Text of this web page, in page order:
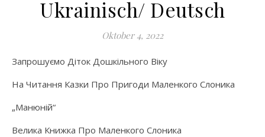
Ukrainisch/ Deutsch
Oktober 4, 2022
Запрошуємо Діток Дошкільного Віку
На Читання Казки Про Пригоди Маленкого Слоника
„Манюній“
Велика Книжка Про Маленкого Слоника